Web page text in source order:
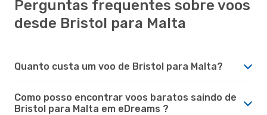
Perguntas frequentes sobre voos
desde Bristol para Malta
Quanto custa um voo de Bristol para Malta?
Como posso encontrar voos baratos saindo de
Bristol para Malta em eDreams ?